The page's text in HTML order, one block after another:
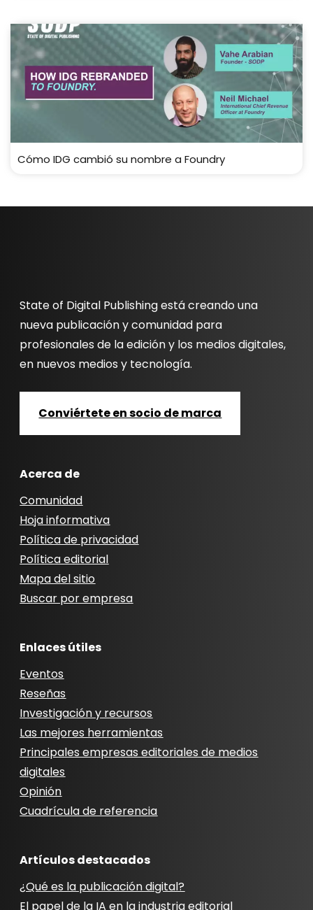
Cómo IDG cambió su nombre a Foundry
State of Digital Publishing está creando una
nueva publicación y comunidad para
profesionales de la edición y los medios digitales,
en nuevos medios y tecnología.
Conviértete en socio de marca
Acerca de
Comunidad
Hoja informativa
Política de privacidad
Política editorial
Mapa del sitio
Buscar por empresa
Enlaces útiles
Eventos
Reseñas
Investigación y recursos
Las mejores herramientas
Principales empresas editoriales de medios
digitales
Opinión
Cuadrícula de referencia
Artículos destacados
¿Qué es la publicación digital?
El papel de la IA en la industria editorial